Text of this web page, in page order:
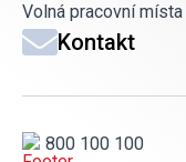
Volná pracovní místa
Kontakt
800 100 100